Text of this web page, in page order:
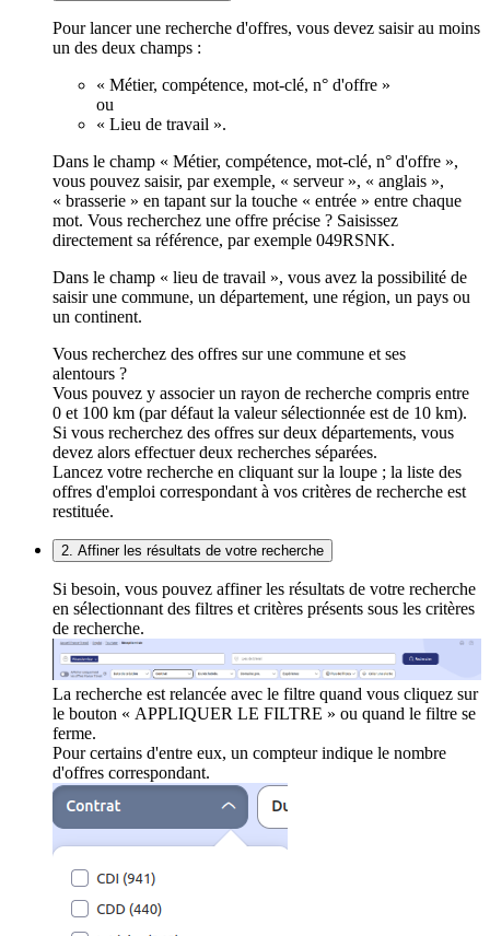
Pour lancer une recherche d'offres, vous devez saisir au moins
un des deux champs :
« Métier, compétence, mot-clé, n° d'offre »
ou
« Lieu de travail ».
Dans le champ « Métier, compétence, mot-clé, n° d'offre »,
vous pouvez saisir, par exemple, « serveur », « anglais »,
« brasserie » en tapant sur la touche « entrée » entre chaque
mot. Vous recherchez une offre précise ? Saisissez
directement sa référence, par exemple 049RSNK.
Dans le champ « lieu de travail », vous avez la possibilité de
saisir une commune, un département, une région, un pays ou
un continent.
Vous recherchez des offres sur une commune et ses
alentours ?
Vous pouvez y associer un rayon de recherche compris entre
0 et 100 km (par défaut la valeur sélectionnée est de 10 km).
Si vous recherchez des offres sur deux départements, vous
devez alors effectuer deux recherches séparées.
Lancez votre recherche en cliquant sur la loupe ; la liste des
offres d'emploi correspondant à vos critères de recherche est
restituée.
2. Affiner les résultats de votre recherche
Si besoin, vous pouvez affiner les résultats de votre recherche
en sélectionnant des filtres et critères présents sous les critères
de recherche.
La recherche est relancée avec le filtre quand vous cliquez sur
le bouton « APPLIQUER LE FILTRE » ou quand le filtre se
ferme.
Pour certains d'entre eux, un compteur indique le nombre
d'offres correspondant.